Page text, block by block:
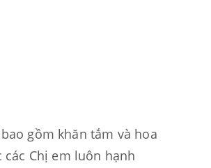
gồm khăn tắm và hoa
các Chị em luôn hạnh